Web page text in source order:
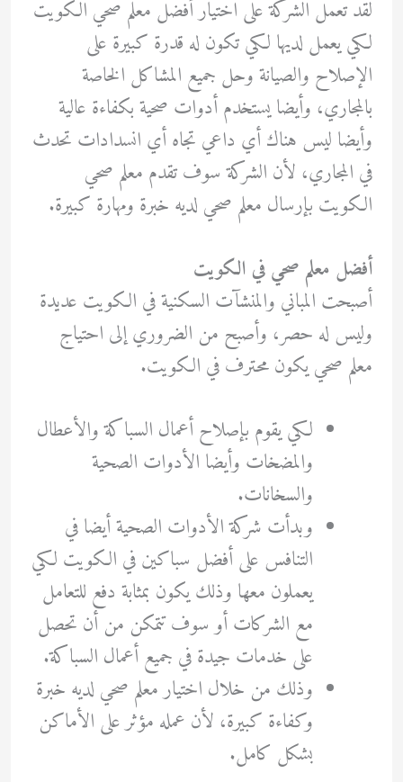
لقد تعمل الشركة على اختيار أفضل معلم صحي الكويت
لكي يعمل لديها لكي تكون له قدرة كبيرة على
الإصلاح والصيانة وحل جميع المشاكل الخاصة
بالمجاري، وأيضا يستخدم أدوات صحية بكفاءة عالية
وأيضا ليس هناك أي داعي تجاه أي انسدادات تحدث
في المجاري، لأن الشركة سوف تقدم معلم صحي
الكويت بإرسال معلم صحي لديه خبرة ومهارة كبيرة.
أفضل معلم صحي في الكويت
أصبحت المباني والمنشآت السكنية في الكويت عديدة
وليس له حصر، وأصبح من الضروري إلى احتياج
معلم صحي يكون محترف في الكويت.
لكي يقوم بإصلاح أعمال السباكة والأعطال
والمضخات وأيضا الأدوات الصحية
والسخانات.
وبدأت شركة الأدوات الصحية أيضا في
التنافس على أفضل سباكين في الكويت لكي
يعملون معها وذلك يكون بمثابة دفع للتعامل
مع الشركات أو سوف تتمكن من أن تحصل
على خدمات جيدة في جميع أعمال السباكة.
وذلك من خلال اختيار معلم صحي لديه خبرة
وكفاءة كبيرة، لأن عمله مؤثر على الأماكن
بشكل كامل.